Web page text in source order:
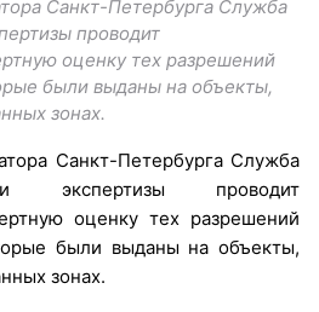
Санкт-Петербурга Служба
проводит
оценку тех разрешений
были выданы на объекты,
зонах.
Санкт-Петербурга Служба
и экспертизы проводит
оценку тех разрешений
были выданы на объекты,
зонах.